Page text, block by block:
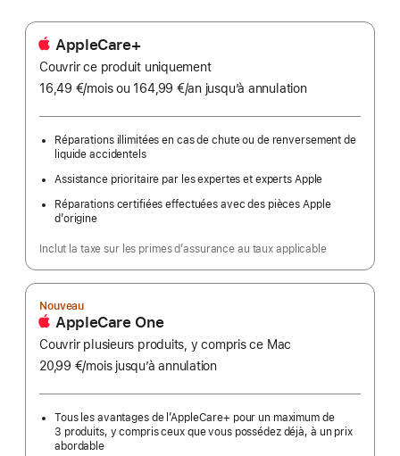
AppleCare+
Couvrir ce produit uniquement
16,49 €/moispar
ou 164,99 €/an par
jusqu’à annulation
Réparations illimitées en cas de chute ou de renversement de
liquide accidentels
Assistance prioritaire par les expertes et experts Apple
Réparations certifiées effectuées avec des pièces Apple
d’origine
Inclut la taxe sur les primes d’assurance au taux applicable
Nouveau
AppleCare One
Couvrir plusieurs produits, y compris ce Mac
20,99 €/moispar
jusqu’à annulation
Tous les avantages de l’AppleCare+ pour un maximum de
3 produits, y compris ceux que vous possédez déjà, à un prix
abordable